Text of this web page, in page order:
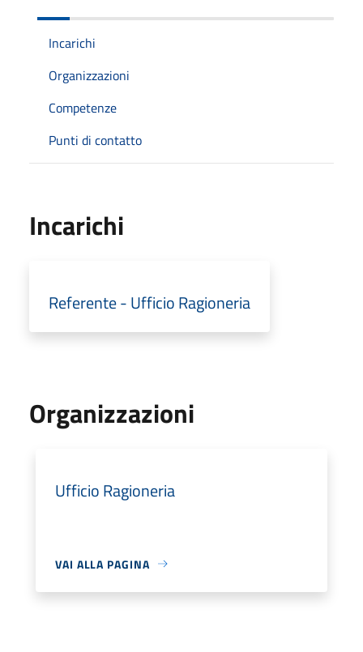
Incarichi
Organizzazioni
Competenze
Punti di contatto
Incarichi
Referente - Ufficio Ragioneria
Organizzazioni
Ufficio Ragioneria
VAI ALLA PAGINA